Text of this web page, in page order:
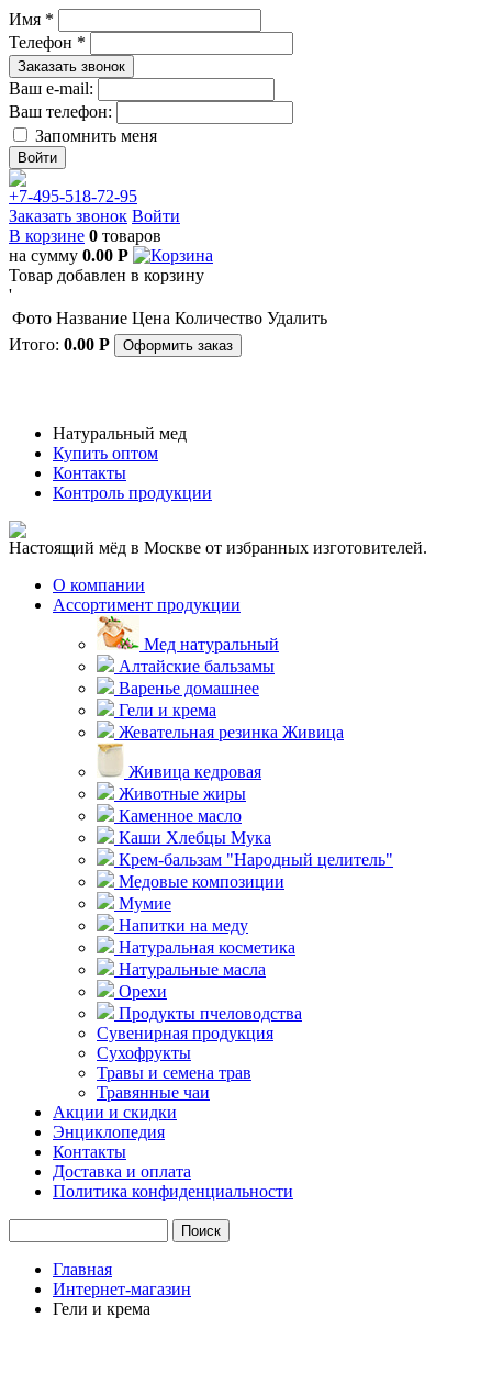
Имя *
Телефон *
Заказать звонок
Ваш e-mail:
Ваш телефон:
Запомнить меня
+7-495-518-72-95
Заказать звонок Войти
В корзине 0 товаров
на сумму 0.00 Р
Товар добавлен в корзину
'
Фото Название Цена Количество Удалить
Итого: 0.00 Р Оформить заказ
Натуральный мед
Купить оптом
Контакты
Контроль продукции
Настоящий мёд в Москве от избранных изготовителей.
О компании
Ассортимент продукции
Мед натуральный
Алтайские бальзамы
Варенье домашнее
Гели и крема
Жевательная резинка Живица
Живица кедровая
Животные жиры
Каменное масло
Каши Хлебцы Мука
Крем-бальзам "Народный целитель"
Медовые композиции
Мумие
Напитки на меду
Натуральная косметика
Натуральные масла
Орехи
Продукты пчеловодства
Сувенирная продукция
Сухофрукты
Травы и семена трав
Травянные чаи
Акции и скидки
Энциклопедия
Контакты
Доставка и оплата
Политика конфиденциальности
Главная
Интернет-магазин
Гели и крема